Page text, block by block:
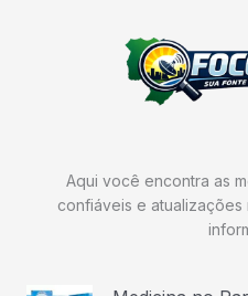
Aqui você encontra as
confiáveis e